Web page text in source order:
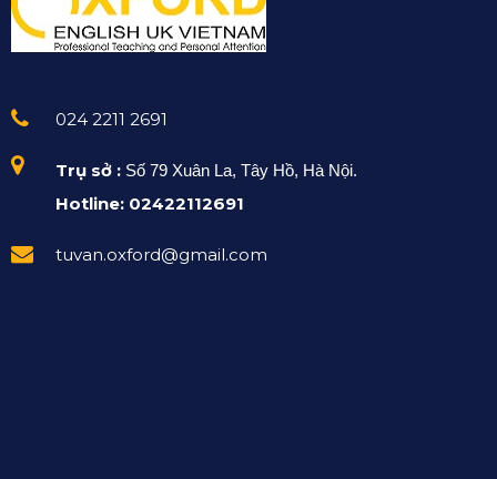
024 2211 2691
Trụ sở : Số 79 Xuân La, Tây Hồ, Hà Nội.
Hotline: 02422112691
tuvan.oxford@gmail.com